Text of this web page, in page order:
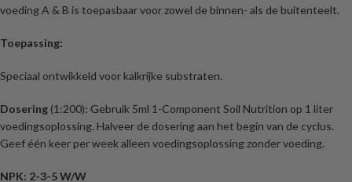
voeding A & B is toepasbaar voor zowel de binnen- als de buitenteelt.
Toepassing:
Speciaal ontwikkeld voor kalkrijke substraten.
Dosering (1:200): Gebruik 5ml 1-Component Soil Nutrition op 1 liter
voedingsoplossing. Halveer de dosering aan het begin van de cyclus.
Geef één keer per week alleen voedingsoplossing zonder voeding.
NPK: 2-3-5 W/W